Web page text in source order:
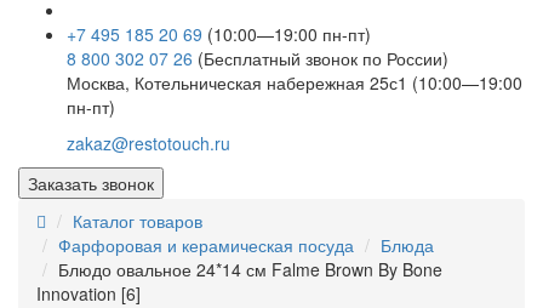
+7 495 185 20 69 (10:00—19:00 пн-пт)
8 800 302 07 26 (Бесплатный звонок по России)
Москва, Котельническая набережная 25с1 (10:00—19:00
пн-пт)
zakaz@restotouch.ru
Заказать звонок
Каталог товаров
Фарфоровая и керамическая посуда
Блюда
Блюдо овальное 24*14 см Falme Brown By Bone
Innovation [6]